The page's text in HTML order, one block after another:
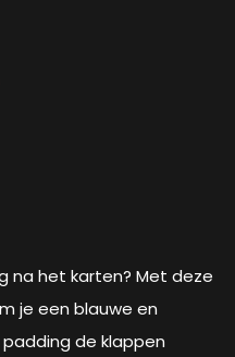
na het karten? Met deze
je een blauwe en
de klappen